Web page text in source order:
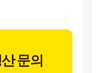
문의